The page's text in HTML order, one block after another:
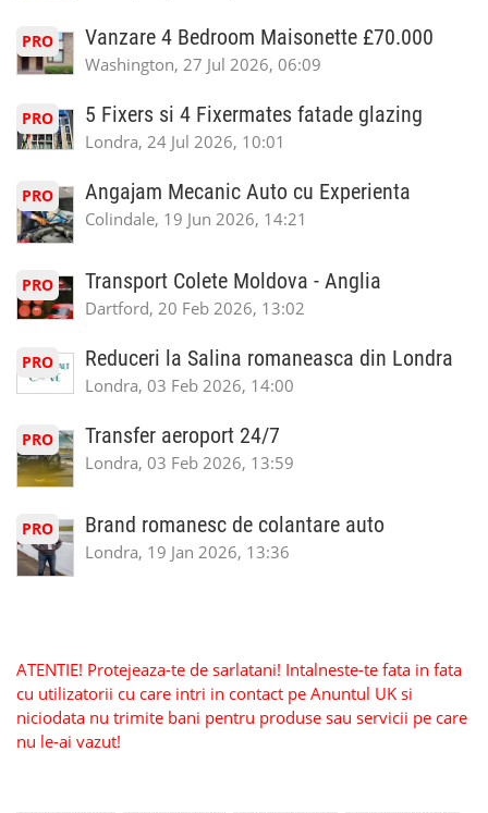
PRO Vanzare 4 Bedroom Maisonette £70.000
Washington, 27 Jul 2026, 06:09
PRO 5 Fixers si 4 Fixermates fatade glazing
Londra, 24 Jul 2026, 10:01
PRO Angajam Mecanic Auto cu Experienta
Colindale, 19 Jun 2026, 14:21
PRO Transport Colete Moldova - Anglia
Dartford, 20 Feb 2026, 13:02
PRO Reduceri la Salina romaneasca din Londra
Londra, 03 Feb 2026, 14:00
PRO Transfer aeroport 24/7
Londra, 03 Feb 2026, 13:59
PRO Brand romanesc de colantare auto
Londra, 19 Jan 2026, 13:36
ATENTIE! Protejeaza-te de sarlatani! Intalneste-te fata in fata
cu utilizatorii cu care intri in contact pe Anuntul UK si
niciodata nu trimite bani pentru produse sau servicii pe care
nu le-ai vazut!